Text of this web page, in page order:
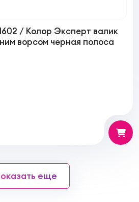
/ Колор Эксперт валик
ворсом черная полоса
еще